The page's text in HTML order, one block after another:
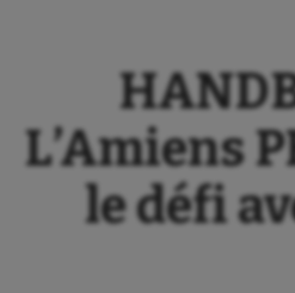
L’Amiens
le défi